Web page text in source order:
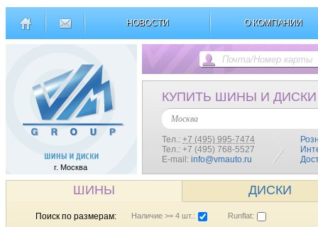
НОВОСТИ О КОМПАНИИ
г. Москва
КУПИТЬ ШИНЫ И ДИСКИ
Москва
Тел.: +7 (495) 995-7474
Тел.: +7 (495) 768-5527
E-mail: info@vmauto.ru
ШИНЫ ДИСКИ
Поиск по размерам: Наличие >= 4 шт.: Runflat: